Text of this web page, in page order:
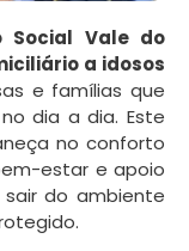
Social Vale do
a idosos
e famílias que
dia a dia. Este
no conforto
estar e apoio
do ambiente